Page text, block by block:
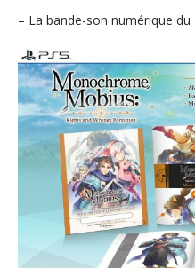
– La bande-son numérique